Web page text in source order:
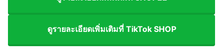
ดูรายละเอียดเพิ่มเติมที่ TikTok SHOP